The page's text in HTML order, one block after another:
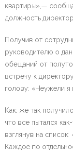
квартиры»,—
должность
Получив от
руководителю о
обещаний от
встречу к
голову: «Неужели я
Как: же так
что все пытался
взглянув на
Каждое по